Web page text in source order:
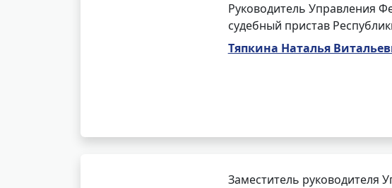
Руководитель Управления
судебный пристав
Тяпкина Наталья
Заместитель руководителя